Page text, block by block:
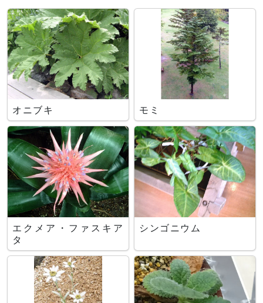
オニブキ モミ
エクメア・ファスキア
タ
シンゴニウム